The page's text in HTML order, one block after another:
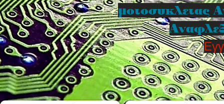
μοτοσυκλετας